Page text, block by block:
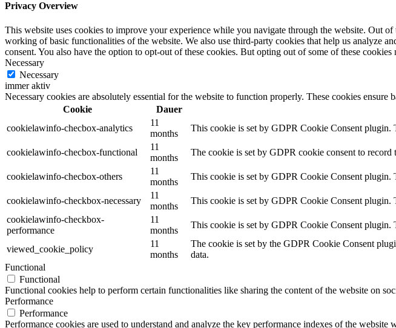
Privacy Overview
This website uses cookies to improve your experience while you navigate through the website. Out
working of basic functionalities of the website. We also use third-party cookies that help us analyze
consent. You also have the option to opt-out of these cookies. But opting out of some of these
Necessary
Necessary
immer aktiv
Necessary cookies are absolutely essential for the website to function properly. These cookies
Cookie
Dauer
cookielawinfo-checbox-analytics
11
months
This cookie is set by GDPR Cookie Consent plugin.
cookielawinfo-checbox-functional
11
months
The cookie is set by GDPR cookie consent to
cookielawinfo-checbox-others
11
months
This cookie is set by GDPR Cookie Consent plugin.
cookielawinfo-checkbox-necessary
11
months
This cookie is set by GDPR Cookie Consent plugin.
cookielawinfo-checkbox-
performance
11
months
This cookie is set by GDPR Cookie Consent plugin.
viewed_cookie_policy
11
months
The cookie is set by the GDPR Cookie Consent
data.
Functional
Functional
Functional cookies help to perform certain functionalities like sharing the content of the website on
Performance
Performance
Performance cookies are used to understand and analyze the key performance indexes of the